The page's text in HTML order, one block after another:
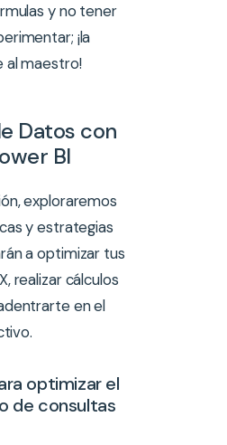
y no tener
¡la
al maestro!
Datos con
BI
exploraremos
y estrategias
a optimizar tus
realizar cálculos
en el
optimizar el
de consultas